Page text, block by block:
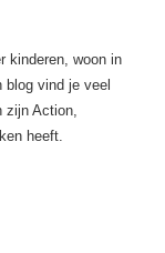
kinderen, woon in
vind je veel
zijn Action,
heeft.